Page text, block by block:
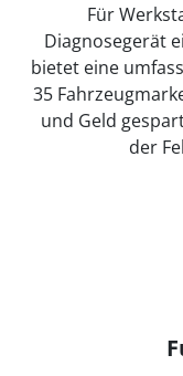
Für
Diagnosegerät
bietet eine
35
und Geld
der